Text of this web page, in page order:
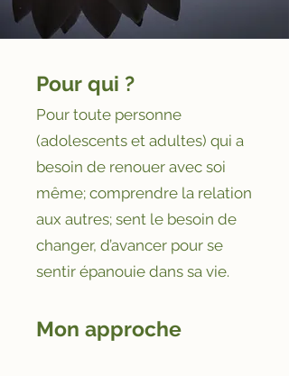
Pour qui ?
Pour toute personne
(adolescents et adultes) qui a
besoin de renouer avec soi
même; comprendre la relation
aux autres; sent le besoin de
changer, d’avancer pour se
sentir épanouie dans sa vie.
Mon approche